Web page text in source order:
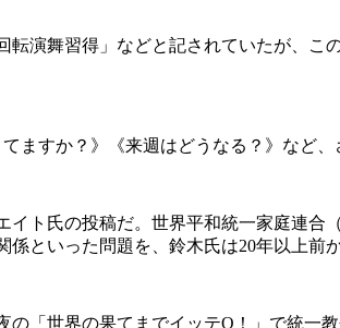
演舞習得」などと記されていたが、
すか？》《来週はどうなる？》など、
ト氏の投稿だ。世界平和統一家庭連
といった問題を、鈴木氏は20年以上前
の「世界の果てまでイッテQ！」で統